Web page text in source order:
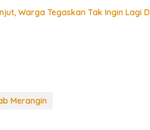
Warga Tegaskan Tak Ingin Lagi
Merangin